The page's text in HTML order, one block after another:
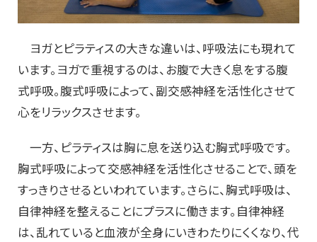
ヨガとピラティスの大きな違いは、呼吸法にも現れて
います。ヨガで重視するのは、お腹で大きく息をする腹
式呼吸。腹式呼吸によって、副交感神経を活性化させて
心をリラックスさせます。
一方、ピラティスは胸に息を送り込む胸式呼吸です。
胸式呼吸によって交感神経を活性化させることで、頭を
すっきりさせるといわれています。さらに、胸式呼吸は、
自律神経を整えることにプラスに働きます。自律神経
は、乱れていると血液が全身にいきわたりにくくなり、代